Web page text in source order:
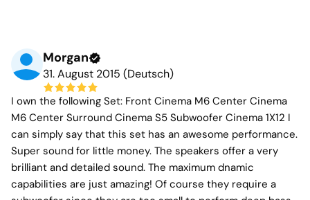
Morgan
31. August 2015 (Deutsch)
I own the following Set: Front Cinema M6 Center Cinema
M6 Center Surround Cinema S5 Subwoofer Cinema 1X12 I
can simply say that this set has an awesome performance.
Super sound for little money. The speakers offer a very
brilliant and detailed sound. The maximum dnamic
capabilities are just amazing! Of course they require a